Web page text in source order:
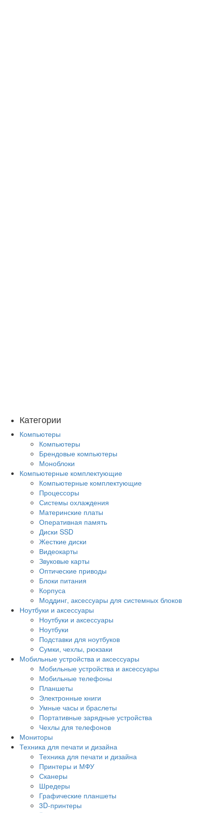
Категории
Компьютеры
Компьютеры
Брендовые компьютеры
Моноблоки
Компьютерные комплектующие
Компьютерные комплектующие
Процессоры
Системы охлаждения
Материнские платы
Оперативная память
Диски SSD
Жесткие диски
Видеокарты
Звуковые карты
Оптические приводы
Блоки питания
Корпуса
Моддинг, аксессуары для системных блоков
Ноутбуки и аксессуары
Ноутбуки и аксессуары
Ноутбуки
Подставки для ноутбуков
Сумки, чехлы, рюкзаки
Мобильные устройства и аксессуары
Мобильные устройства и аксессуары
Мобильные телефоны
Планшеты
Электронные книги
Умные часы и браслеты
Портативные зарядные устройства
Чехлы для телефонов
Мониторы
Техника для печати и дизайна
Техника для печати и дизайна
Принтеры и МФУ
Сканеры
Шредеры
Графические планшеты
3D-принтеры